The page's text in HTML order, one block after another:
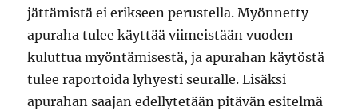
jättämistä ei erikseen perustella. Myönnetty
apuraha tulee käyttää viimeistään vuoden
kuluttua myöntämisestä, ja apurahan käytöstä
tulee raportoida lyhyesti seuralle. Lisäksi
apurahan saajan edellytetään pitävän esitelmä